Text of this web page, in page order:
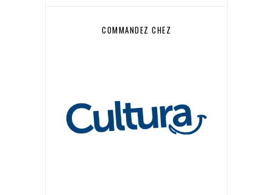
COMMANDEZ CHEZ